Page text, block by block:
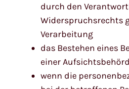
durch den
Widerspruchsrechts
Verarbeitung
das Bestehen eines
einer
wenn die